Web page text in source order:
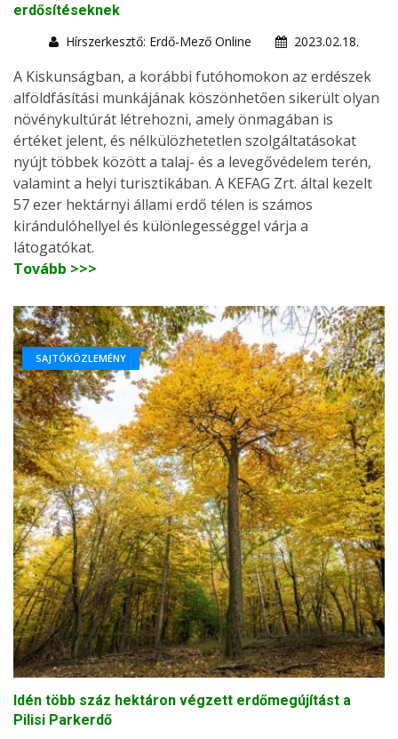
erdősítéseknek
Hírszerkesztő: Erdő-Mező Online
2023.02.18.
A Kiskunságban, a korábbi futóhomokon az erdészek
alföldfásítási munkájának köszönhetően sikerült olyan
növénykultúrát létrehozni, amely önmagában is
értéket jelent, és nélkülözhetetlen szolgáltatásokat
nyújt többek között a talaj- és a levegővédelem terén,
valamint a helyi turisztikában. A KEFAG Zrt. által kezelt
57 ezer hektárnyi állami erdő télen is számos
kirándulóhellyel és különlegességgel várja a
látogatókat.
Tovább >>>
SAJTÓKÖZLEMÉNY
Idén több száz hektáron végzett erdőmegújítást a
Pilisi Parkerdő